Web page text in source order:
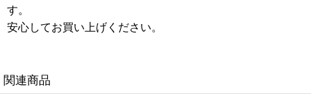
す。
安心してお買い上げください。
関連商品